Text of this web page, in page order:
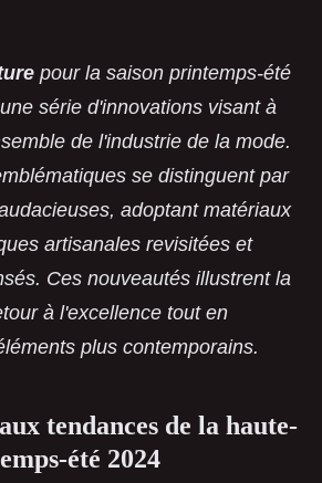
pour la saison printemps-été
série d'innovations visant à
de l'industrie de la mode.
se distinguent par
adoptant matériaux
artisanales revisitées et
Ces nouveautés illustrent la
à l'excellence tout en
plus contemporains.
tendances de la haute-
été 2024